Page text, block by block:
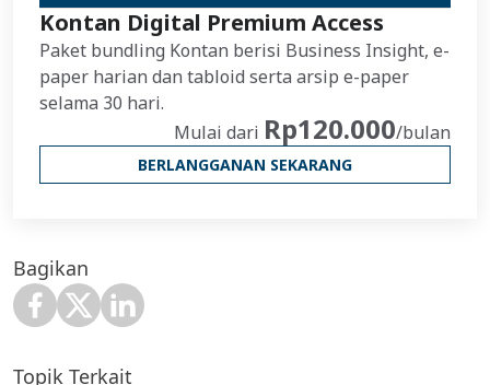
Kontan Digital Premium Access
Paket bundling Kontan berisi Business Insight, e-
paper harian dan tabloid serta arsip e-paper
selama 30 hari.
Mulai dari Rp120.000/bulan
BERLANGGANAN SEKARANG
Bagikan
Topik Terkait